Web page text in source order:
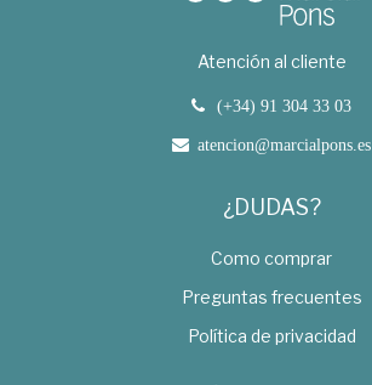
Atención al cliente
(+34) 91 304 33 03
atencion@marcialpons.es
¿DUDAS?
Como comprar
Preguntas frecuentes
Política de privacidad